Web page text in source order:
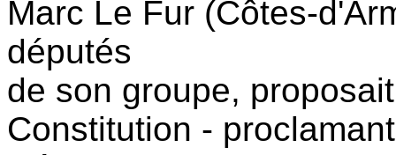
Marc Le Fur (Côtes-
députés
de son groupe,
Constitution -